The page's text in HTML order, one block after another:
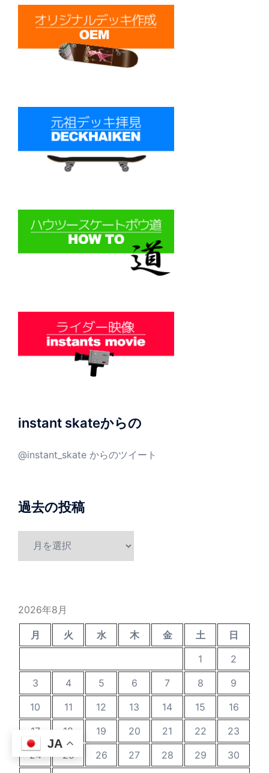
instant skateからの
@instant_skate からのツイート
過去の投稿
2026年8月
月 火 水 木 金 土
日
1
2
3
4 5 6 7 8
9
10
11 12 13 14 15
16
17
18 19 20 21 22
23
24
25 26 27 28 29 30
JA